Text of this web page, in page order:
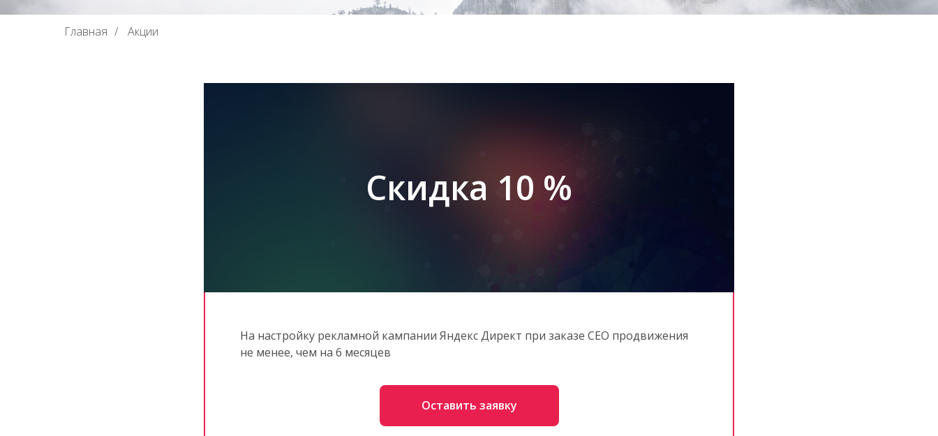
Главная / Акции
Скидка 10 %
На настройку рекламной кампании Яндекс Директ при заказе СЕО продвижения
не менее, чем на 6 месяцев
Оставить заявку